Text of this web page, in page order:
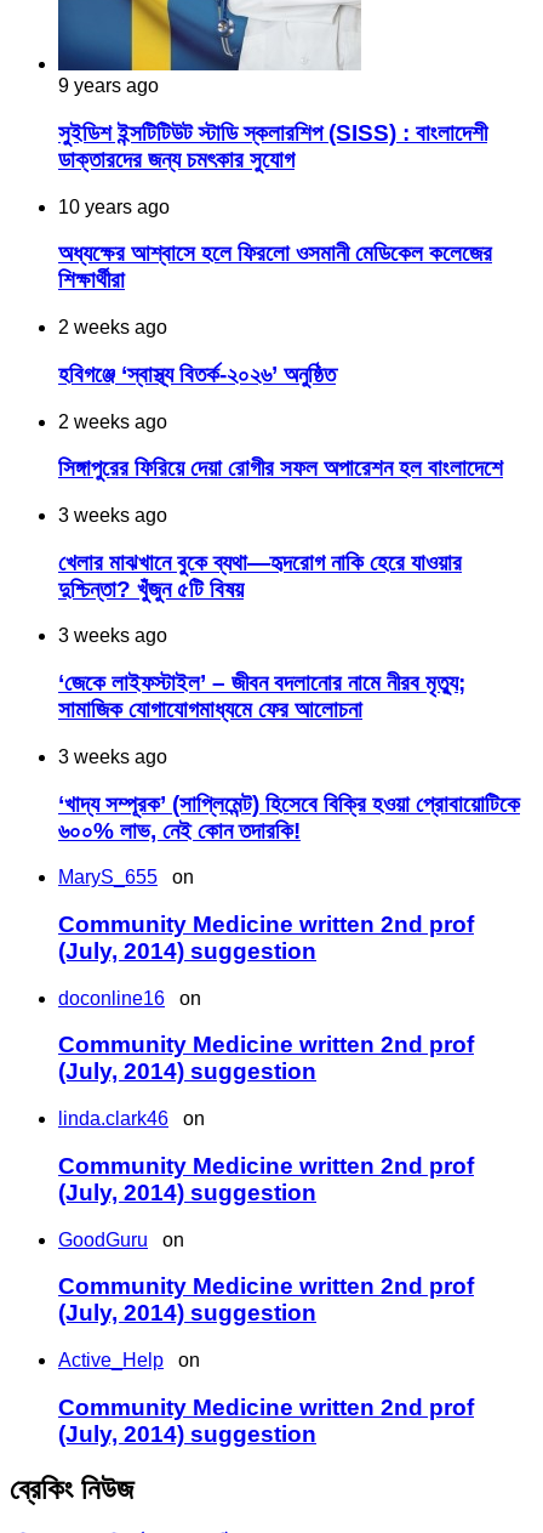
9 years ago
সুইডিশ ইন্সটিটিউট স্টাডি স্কলারশিপ (SISS) : বাংলাদেশী
ডাক্তারদের জন্য চমৎকার সুযোগ
10 years ago
অধ্যক্ষের আশ্বাসে হলে ফিরলো ওসমানী মেডিকেল কলেজের
শিক্ষার্থীরা
2 weeks ago
হবিগঞ্জে ‘স্বাস্থ্য বিতর্ক-২০২৬’ অনুষ্ঠিত
2 weeks ago
সিঙ্গাপুরের ফিরিয়ে দেয়া রোগীর সফল অপারেশন হল বাংলাদেশে
3 weeks ago
খেলার মাঝখানে বুকে ব্যথা—হৃদরোগ নাকি হেরে যাওয়ার
দুশ্চিন্তা? খুঁজুন ৫টি বিষয়
3 weeks ago
‘জেকে লাইফস্টাইল’ – জীবন বদলানোর নামে নীরব মৃত্যু;
সামাজিক যোগাযোগমাধ্যমে ফের আলোচনা
3 weeks ago
‘খাদ্য সম্পূরক’ (সাপ্লিমেন্ট) হিসেবে বিক্রি হওয়া প্রোবায়োটিকে
৬০০% লাভ, নেই কোন তদারকি!
MaryS_655 on
Community Medicine written 2nd prof
(July, 2014) suggestion
doconline16 on
Community Medicine written 2nd prof
(July, 2014) suggestion
linda.clark46 on
Community Medicine written 2nd prof
(July, 2014) suggestion
GoodGuru on
Community Medicine written 2nd prof
(July, 2014) suggestion
Active_Help on
Community Medicine written 2nd prof
(July, 2014) suggestion
ব্রেকিং নিউজ